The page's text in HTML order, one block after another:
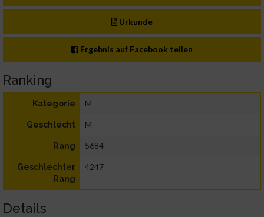
Urkunde
Ergebnis auf Facebook teilen
Ranking
Kategorie M
Geschlecht M
Rang 5684
Geschlechter
Rang
4247
Details